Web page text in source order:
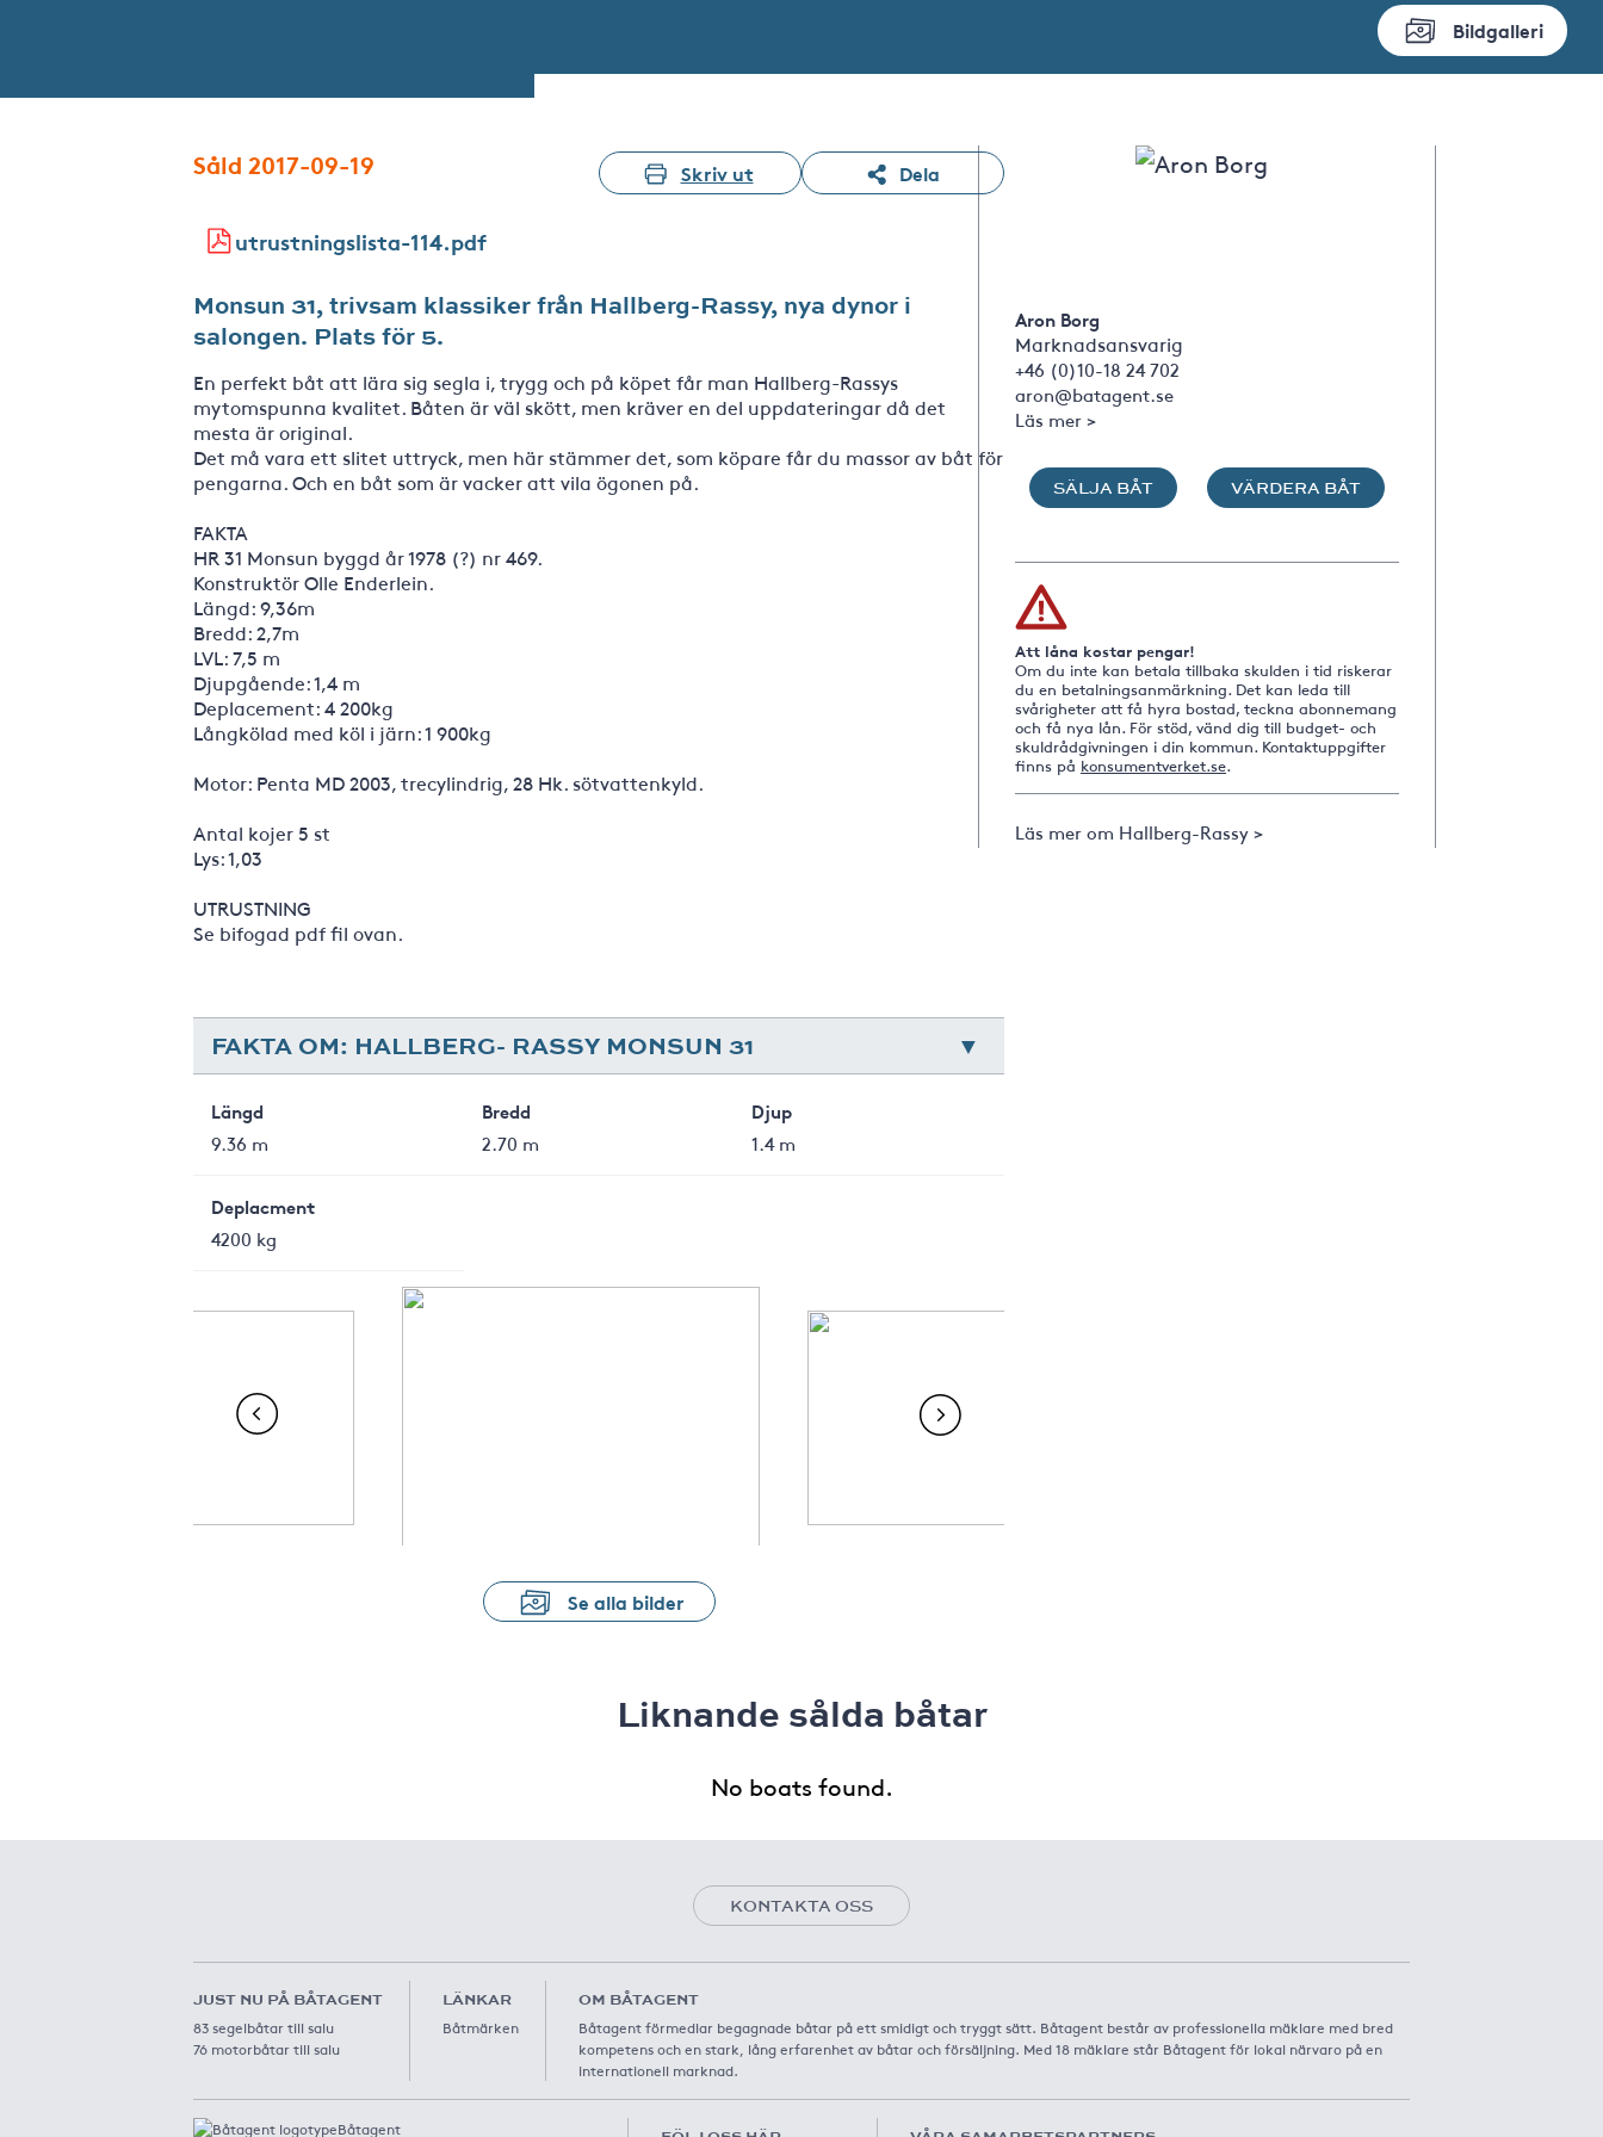
Bildgalleri
Såld 2017-09-19 Skriv ut Dela
utrustningslista-114.pdf
Monsun 31, trivsam klassiker från Hallberg-Rassy, nya dynor i
salongen. Plats för 5.
En perfekt båt att lära sig segla i, trygg och på köpet får man Hallberg-Rassys
mytomspunna kvalitet. Båten är väl skött, men kräver en del uppdateringar då det
mesta är original.
Det må vara ett slitet uttryck, men här stämmer det, som köpare får du massor av båt för
pengarna. Och en båt som är vacker att vila ögonen på.
FAKTA
HR 31 Monsun byggd år 1978 (?) nr 469.
Konstruktör Olle Enderlein.
Längd: 9,36m
Bredd: 2,7m
LVL: 7,5 m
Djupgående: 1,4 m
Deplacement: 4 200kg
Långkölad med köl i järn: 1 900kg
Motor: Penta MD 2003, trecylindrig, 28 Hk. sötvattenkyld.
Antal kojer 5 st
Lys: 1,03
UTRUSTNING
Se bifogad pdf fil ovan.
FAKTA OM: HALLBERG- RASSY MONSUN 31
Längd
9.36 m
Bredd
2.70 m
Djup
1.4 m
Deplacment
4200 kg
Se alla bilder
Aron Borg
Marknadsansvarig
+46 (0)10-18 24 702
aron@batagent.se
Läs mer >
SÄLJA BÅT VÄRDERA BÅT
Att låna kostar pengar!
Om du inte kan betala tillbaka skulden i tid riskerar
du en betalningsanmärkning. Det kan leda till
svårigheter att få hyra bostad, teckna abonnemang
och få nya lån. För stöd, vänd dig till budget- och
skuldrådgivningen i din kommun. Kontaktuppgifter
finns på konsumentverket.se.
Läs mer om Hallberg-Rassy >
Liknande sålda båtar
No boats found.
KONTAKTA OSS
JUST NU PÅ BÅTAGENT
83 segelbåtar till salu
76 motorbåtar till salu
LÄNKAR
Båtmärken
OM BÅTAGENT
Båtagent förmedlar begagnade båtar på ett smidigt och tryggt sätt. Båtagent består av professionella mäklare med bred
kompetens och en stark, lång erfarenhet av båtar och försäljning. Med 18 mäklare står Båtagent för lokal närvaro på en
internationell marknad.
Båtagent